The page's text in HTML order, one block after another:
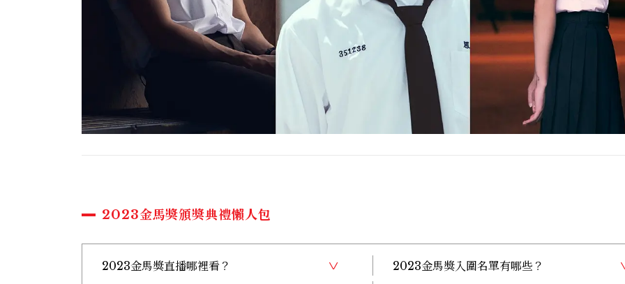
2023金馬獎頒獎典禮懶人包
2023金馬獎直播哪裡看？
2023金馬獎入圍名單有哪些？